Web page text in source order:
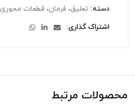
دسته: تعلیق، فرمان، قطعات محوری
اشتراک گذاری
محصولات مرتبط